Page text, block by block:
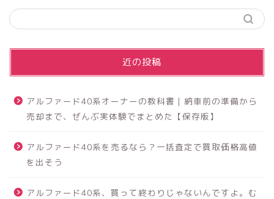
最近の投稿
アルファード40系オーナーの教科書｜納車前の準備から
売却まで、ぜんぶ実体験でまとめた【保存版】
アルファード40系を売るなら？一括査定で買取価格高値
を出そう
アルファード40系、買って終わりじゃないんですよ。む